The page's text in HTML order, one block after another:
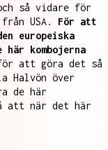
så vidare för
USA. För att
europeiska
här kombojerna
att göra det så
Halvön över
de här
att när det här